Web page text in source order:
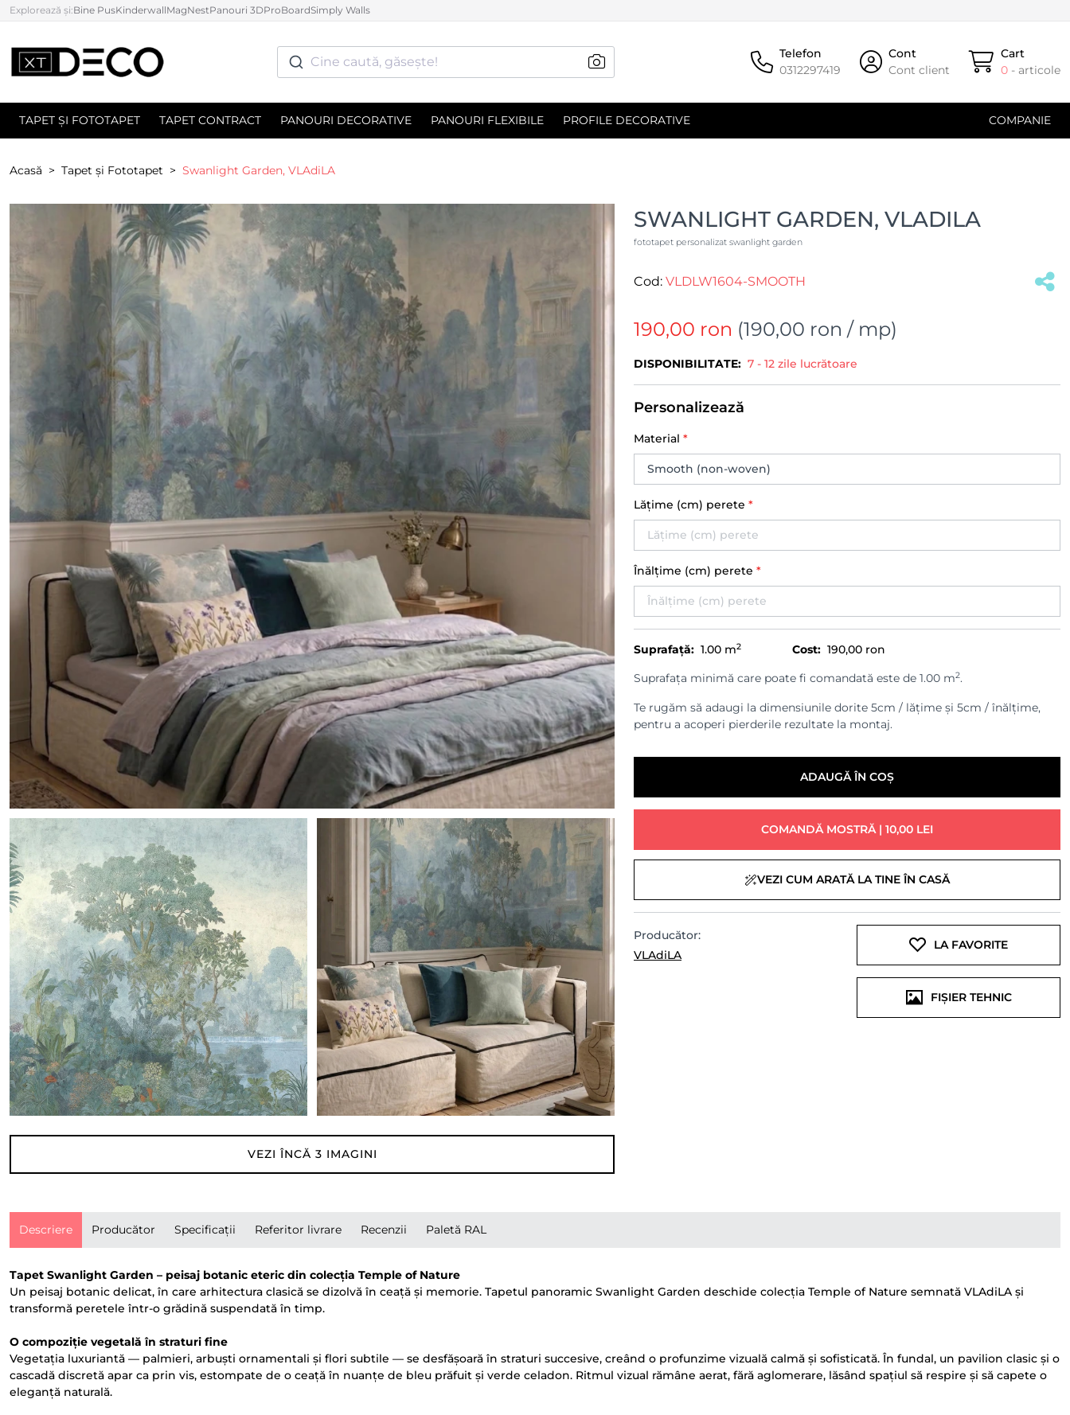
Explorează și:Bine PusKinderwallMagNestPanouri 3DProBoardSimply Walls
Cine caută, găsește!
Telefon
0312297419
Cont
Cont client
Cart
0 - articole
TAPET ȘI FOTOTAPET TAPET CONTRACT PANOURI DECORATIVE PANOURI FLEXIBILE PROFILE DECORATIVE COMPANIE
Acasă Tapet și Fototapet Swanlight Garden, VLAdiLA
VEZI ÎNCĂ 3 IMAGINI
SWANLIGHT GARDEN, VLADILA
fototapet personalizat swanlight garden
Cod: VLDLW1604-SMOOTH
190,00 ron (190,00 ron / mp)
DISPONIBILITATE: 7 - 12 zile lucrătoare
Personalizează
Material *
Lățime (cm) perete *
Înălțime (cm) perete *
Suprafață: 1.00 m2 Cost: 190,00 ron
Suprafața minimă care poate fi comandată este de 1.00 m2.
Te rugăm să adaugi la dimensiunile dorite 5cm / lățime și 5cm / înălțime,
pentru a acoperi pierderile rezultate la montaj.
ADAUGĂ ÎN COȘ
COMANDĂ MOSTRĂ | 10,00 LEI
VEZI CUM ARATĂ LA TINE ÎN CASĂ
Producător:
VLAdiLA
LA FAVORITE
FIȘIER TEHNIC
Descriere Producător Specificații Referitor livrare Recenzii Paletă RAL
Tapet Swanlight Garden – peisaj botanic eteric din colecția Temple of Nature
Un peisaj botanic delicat, în care arhitectura clasică se dizolvă în ceață și memorie. Tapetul panoramic Swanlight Garden deschide colecția Temple of Nature semnată VLAdiLA și
transformă peretele într-o grădină suspendată în timp.
O compoziție vegetală în straturi fine
Vegetația luxuriantă — palmieri, arbuști ornamentali și flori subtile — se desfășoară în straturi succesive, creând o profunzime vizuală calmă și sofisticată. În fundal, un pavilion clasic și o
cascadă discretă apar ca prin vis, estompate de o ceață în nuanțe de bleu prăfuit și verde celadon. Ritmul vizual rămâne aerat, fără aglomerare, lăsând spațiul să respire și să capete o
eleganță naturală.